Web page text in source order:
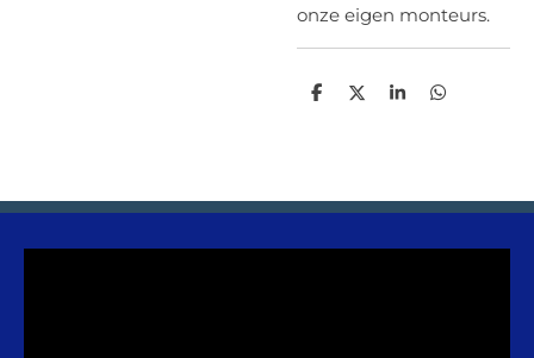
onze eigen monteurs.
D
D
S
D